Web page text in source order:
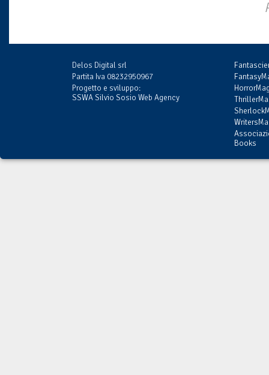
Delos Digital srl
Partita Iva 08232950967
Progetto e sviluppo:
SSWA Silvio Sosio Web Agency
Books